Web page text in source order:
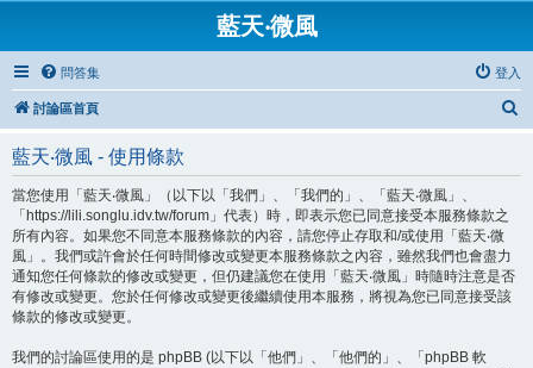
藍天‧微風
問答集 登入
討論區首頁
藍天‧微風 - 使用條款
當您使用「藍天‧微風」（以下以「我們」、「我們的」、「藍天‧微風」、
「https://lili.songlu.idv.tw/forum」代表）時，即表示您已同意接受本服務條款之
所有內容。如果您不同意本服務條款的內容，請您停止存取和/或使用「藍天‧微
風」。我們或許會於任何時間修改或變更本服務條款之內容，雖然我們也會盡力
通知您任何條款的修改或變更，但仍建議您在使用「藍天‧微風」時隨時注意是否
有修改或變更。您於任何修改或變更後繼續使用本服務，將視為您已同意接受該
條款的修改或變更。
我們的討論區使用的是 phpBB (以下以「他們」、「他們的」、「phpBB 軟